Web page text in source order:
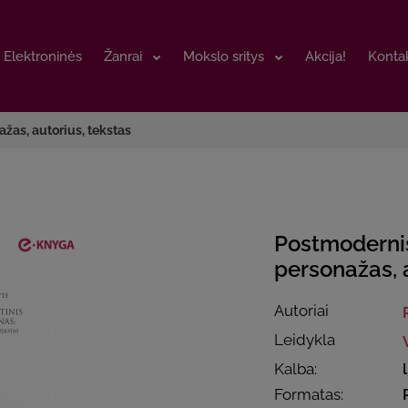
Elektroninės Žanrai Mokslo sritys Akcija!
Elektroninės Žanrai Mokslo sritys Akcija!
autorius, tekstas
personažas,
Autoriai
Leidykla
Kalba:
Formatas: